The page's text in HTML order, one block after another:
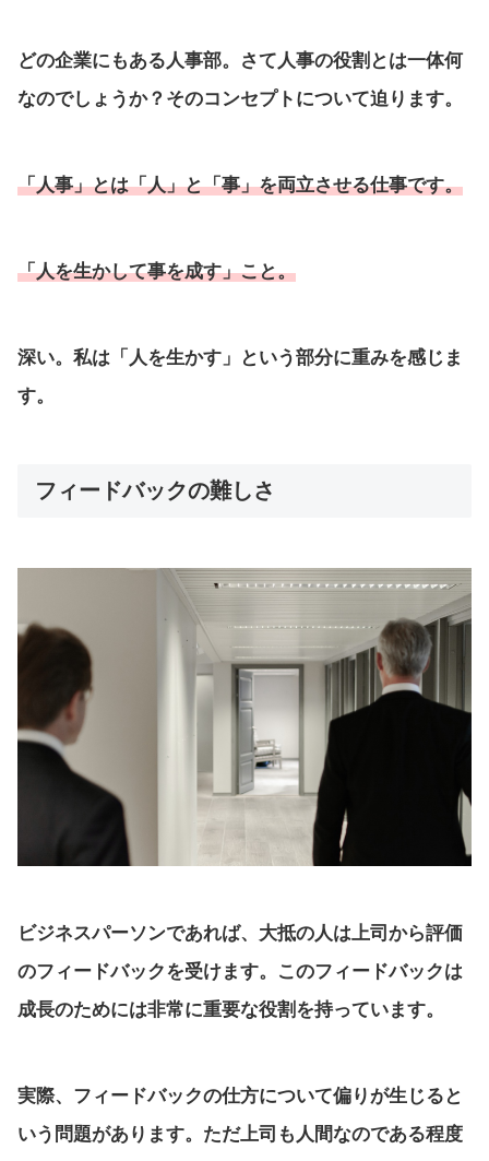
どの企業にもある人事部。さて人事の役割とは一体何
なのでしょうか？そのコンセプトについて迫ります。
「人事」とは「人」と「事」を両立させる仕事です。
「人を生かして事を成す」こと。
深い。私は「人を生かす」という部分に重みを感じま
す。
フィードバックの難しさ
ビジネスパーソンであれば、大抵の人は上司から評価
のフィードバックを受けます。このフィードバックは
成長のためには非常に重要な役割を持っています。
実際、フィードバックの仕方について偏りが生じると
いう問題があります。ただ上司も人間なのである程度